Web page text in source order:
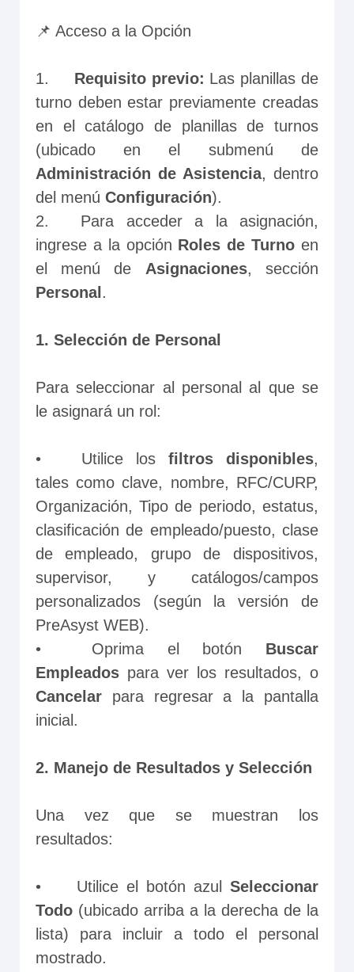
📌 Acceso a la Opción
Requisito previo: Las planillas de
turno deben estar previamente creadas
en el catálogo de planillas de turnos
(ubicado en el submenú de
Administración de Asistencia, dentro
del menú Configuración).
2.	Para acceder a la asignación,
ingrese a la opción Roles de Turno en
el menú de Asignaciones, sección
Personal .
1. Selección de Personal
Para seleccionar al personal al que se
le asignará un rol:
•	Utilice los filtros disponibles,
tales como clave, nombre, RFC/CURP,
Organización, Tipo de periodo, estatus,
clasificación de empleado/puesto, clase
de empleado, grupo de dispositivos,
supervisor, y catálogos/campos
personalizados (según la versión de
PreAsyst WEB).
•	Oprima el botón Buscar
Empleados
para ver los resultados, o
Cancelar para regresar a la pantalla
inicial.
2. Manejo de Resultados y Selección
Una vez que se muestran los
resultados:
•	Utilice el botón azul Seleccionar
Todo (ubicado arriba a la derecha de la
lista) para incluir a todo el personal
mostrado.